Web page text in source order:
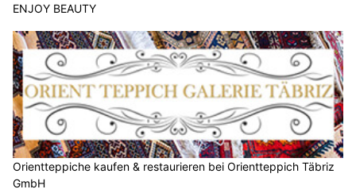
ENJOY BEAUTY
Orientteppiche kaufen & restaurieren bei Orientteppich Täbriz
GmbH